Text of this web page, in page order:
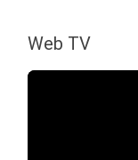
Web TV